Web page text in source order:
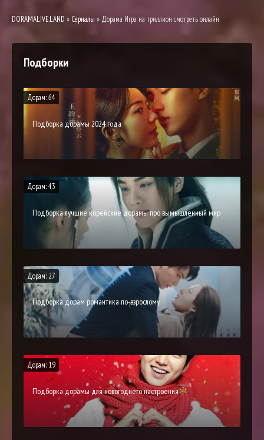
DORAMALIVE.LAND » Сериалы » Дорама Игра на триллион смотреть онлайн
Подборки
Дорам: 64
Подборка дорамы 2024 года
Дорам: 43
Подборка лучшие корейские дорамы про вымышленный мир
Дорам: 27
Подборка дорам романтика по-взрослому
Дорам: 19
Подборка дорамы для новогоднего настроения